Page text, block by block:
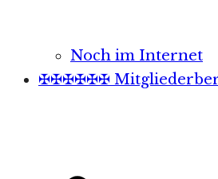
Noch im Internet
✠✠✠✠✠✠